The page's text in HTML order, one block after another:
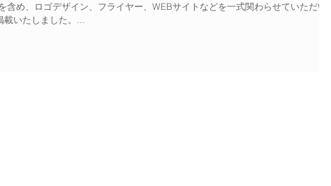
含め、ロゴデザイン、フライヤー、WEBサイトなどを一式関わらせていただいた
いたしました。...